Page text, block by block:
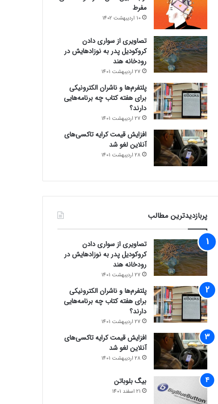
مفرط
10 اردیبهشت 1402
تصاویری از سواری دادن
کروکودیل پدر به نوزادهایش در
رودخانه هند
27 اردیبهشت 1401
پلتفرم‌ها و ناشران الکترونیکی
برای هفته کتاب چه برنامه‌هایی
دارند؟
27 اردیبهشت 1401
افزایش قیمت کرایه تاکسی‌های
آنلاین لغو شد
28 اردیبهشت 1401
پربازدیدترین مطالب
تصاویری از سواری دادن
کروکودیل پدر به نوزادهایش در
رودخانه هند
27 اردیبهشت 1401
پلتفرم‌ها و ناشران الکترونیکی
برای هفته کتاب چه برنامه‌هایی
دارند؟
27 اردیبهشت 1401
افزایش قیمت کرایه تاکسی‌های
آنلاین لغو شد
28 اردیبهشت 1401
بیگ بلوباتن
21 اسفند 1401